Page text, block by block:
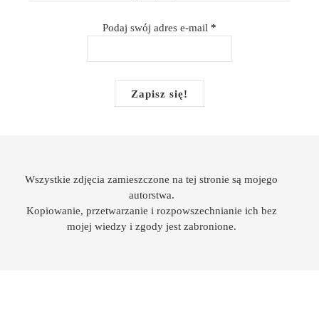
Podaj swój adres e-mail *
Wszystkie zdjęcia zamieszczone na tej stronie są mojego
autorstwa.
Kopiowanie, przetwarzanie i rozpowszechnianie ich bez
mojej wiedzy i zgody jest zabronione.